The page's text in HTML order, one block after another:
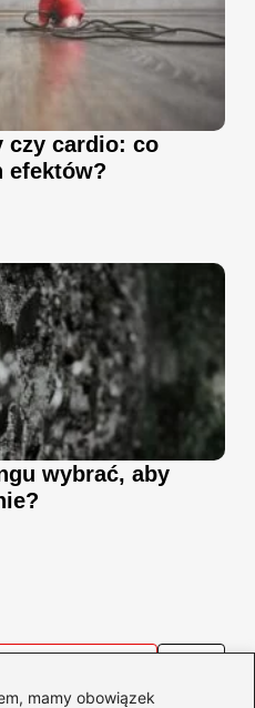
mamy obowiązek
czy cardio: co
efektów?
wybrać, aby